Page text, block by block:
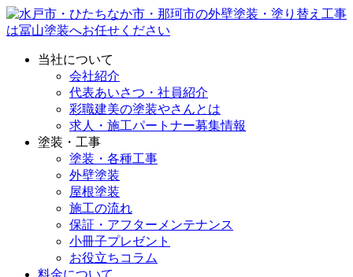
当社について
会社紹介
代表あいさつ・社員紹介
彩職建美の塗装やさんとは
求人・施工パートナー募集情報
塗装・工事
塗装・各種工事
外壁塗装
屋根塗装
施工の流れ
保証・アフターメンテナンス
小冊子プレゼント
お役立ちコラム
料金について